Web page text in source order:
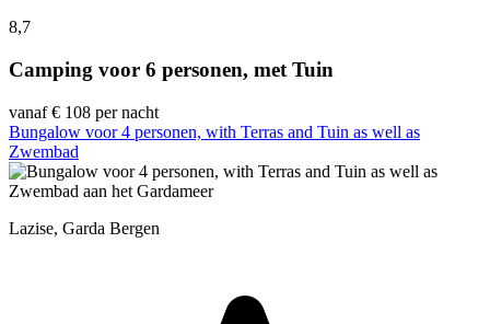
8,7
Camping voor 6 personen, met Tuin
vanaf € 108 per nacht
Bungalow voor 4 personen, with Terras and Tuin as well as
Zwembad
Lazise, Garda Bergen